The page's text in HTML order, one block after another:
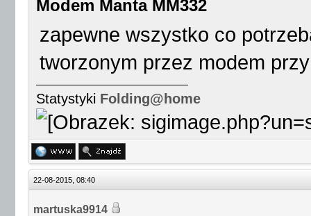
Modem Manta MM332
zapewne wszystko co
tworzonym przez modem
Statystyki Folding@home
22-08-2015, 08:40
martuska9914